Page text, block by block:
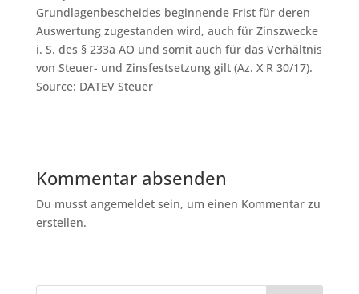
Grundlagenbescheides beginnende Frist für deren
Auswertung zugestanden wird, auch für Zinszwecke
i. S. des § 233a AO und somit auch für das Verhältnis
von Steuer- und Zinsfestsetzung gilt (Az. X R 30/17).
Source: DATEV Steuer
Kommentar absenden
Du musst angemeldet sein, um einen Kommentar zu
erstellen.